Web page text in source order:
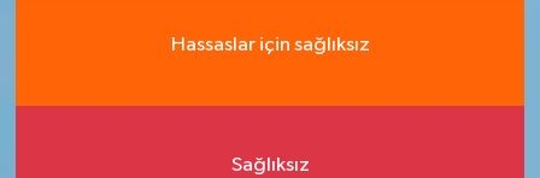
Hassaslar için sağlıksız
Sağlıksız